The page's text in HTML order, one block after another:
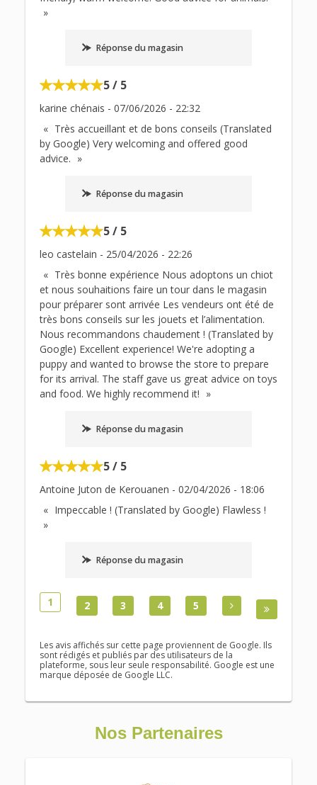
Réponse du magasin
5 / 5
karine chénais - 07/06/2026 - 22:32
Très accueillant et de bons conseils (Translated
by Google) Very welcoming and offered good
advice.
Réponse du magasin
5 / 5
leo castelain - 25/04/2026 - 22:26
Très bonne expérience Nous adoptons un chiot
et nous souhaitions faire un tour dans le magasin
pour préparer sont arrivée Les vendeurs ont été de
très bons conseils sur les jouets et l’alimentation.
Nous recommandons chaudement ! (Translated by
Google) Excellent experience! We're adopting a
puppy and wanted to browse the store to prepare
for its arrival. The staff gave us great advice on toys
and food. We highly recommend it!
Réponse du magasin
5 / 5
Antoine Juton de Kerouanen - 02/04/2026 - 18:06
Impeccable ! (Translated by Google) Flawless !
Réponse du magasin
1 2 3 4 5
Les avis affichés sur cette page proviennent de Google. Ils
sont rédigés et publiés par des utilisateurs de la
plateforme, sous leur seule responsabilité. Google est une
marque déposée de Google LLC.
Nos Partenaires